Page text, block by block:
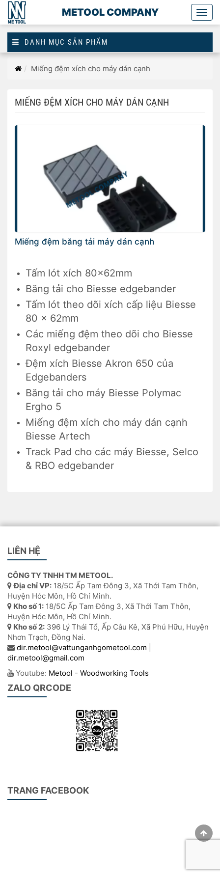
METOOL COMPANY
DANH MỤC SẢN PHẨM
TrangMiếng đệm xích cho máy dán cạnh
MIẾNG ĐỆM XÍCH CHO MÁY DÁN CẠNH
Miếng đệm băng tải máy dán cạnh
Tấm lót xích 80x62mm
Băng tải cho Biesse edgebander
Tấm lót theo dõi xích cấp liệu Biesse
80 x 62mm
Các miếng đệm theo dõi cho Biesse
Roxyl edgebander
Đệm xích Biesse Akron 650 của
Edgebanders
Băng tải cho máy Biesse Polymac
Ergho 5
Miếng đệm xích cho máy dán cạnh
Biesse Artech
Track Pad cho các máy Biesse, Selco
& RBO edgebander
LIÊN HỆ
CÔNG TY TNHH TM METOOL.
Địa chỉ VP: 18/5C Ấp Tam Đông 3, Xã Thới Tam Thôn,
Huyện Hóc Môn, Hồ Chí Minh.
Kho số 1: 18/5C Ấp Tam Đông 3, Xã Thới Tam Thôn,
Huyện Hóc Môn, Hồ Chí Minh.
Kho số 2: 396 Lý Thái Tổ, Ấp Câu Kê, Xã Phú Hữu, Huyện
Nhơn Trạch, Đồng Nai.
dir.metool@vattunganhgometool.com |
dir.metool@gmail.com
Youtube: Metool - Woodworking Tools
ZALO QRCODE
TRANG FACEBOOK